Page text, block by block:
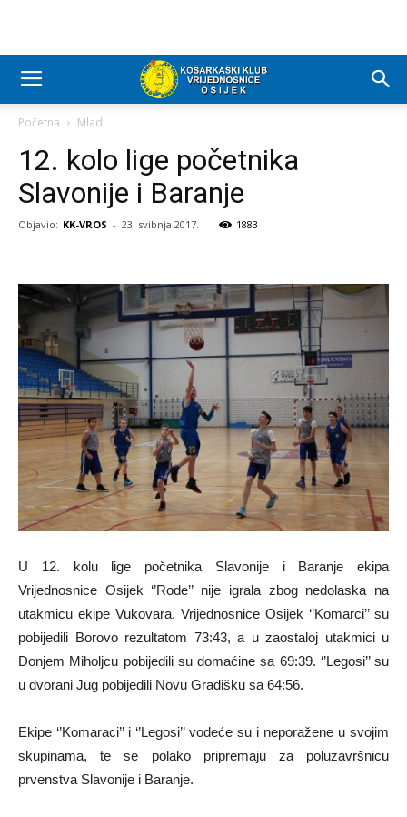
Početna Mladi
12. kolo lige početnika
Slavonije i Baranje
Objavio: KK-VROS - 23. svibnja 2017. 1883
U 12. kolu lige početnika Slavonije i Baranje ekipa
Vrijednosnice Osijek ‘’Rode’’ nije igrala zbog nedolaska na
utakmicu ekipe Vukovara. Vrijednosnice Osijek ‘’Komarci’’ su
pobijedili Borovo rezultatom 73:43, a u zaostaloj utakmici u
Donjem Miholjcu pobijedili su domaćine sa 69:39. ‘’Legosi’’ su
u dvorani Jug pobijedili Novu Gradišku sa 64:56.
Ekipe ‘’Komaraci’’ i ‘’Legosi’’ vodeće su i neporažene u svojim
skupinama, te se polako pripremaju za poluzavršnicu
prvenstva Slavonije i Baranje.